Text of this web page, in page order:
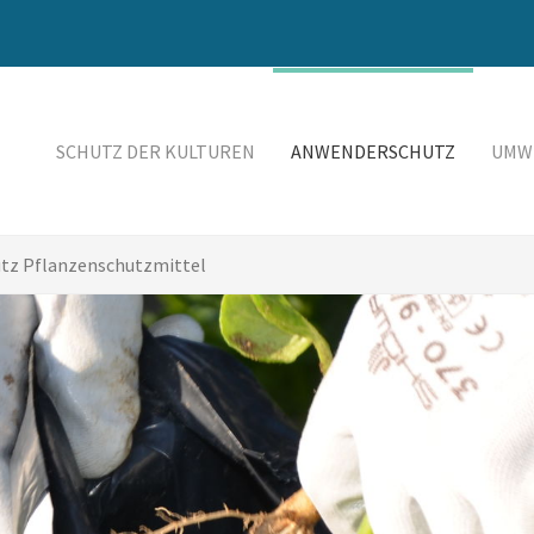
SCHUTZ DER KULTUREN ANWENDERSCHUTZ
Pflanzenschutzmittel